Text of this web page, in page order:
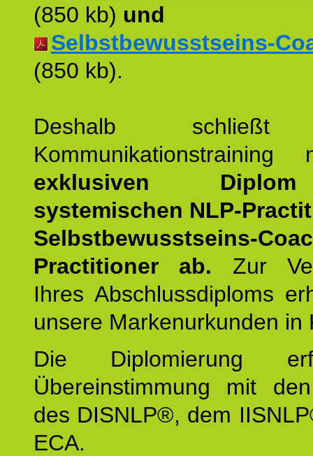
(850 kb) und
Selbstbewusstseins-
(850 kb).
Deshalb schließt
exklusiven
systemischen NLP-
Selbstbewusstseins-
Practitioner ab. Zur
Ihres Abschlussdiploms
unsere Markenurkunden in
Die Diplomierung
Übereinstimmung mit
des DISNLP®, dem
ECA.